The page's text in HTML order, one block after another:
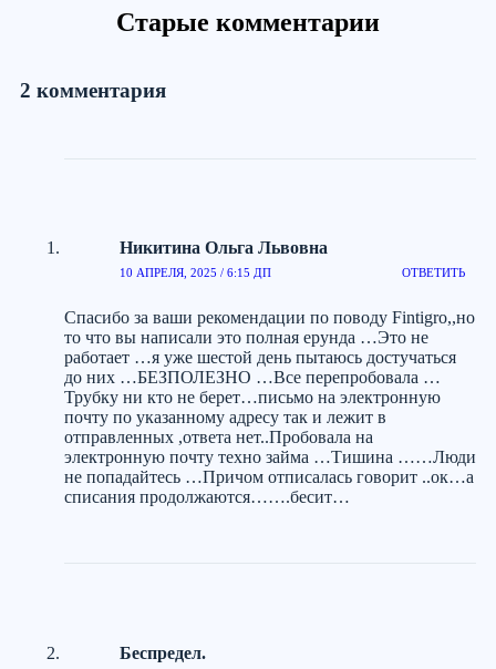
Старые комментарии
2 комментария
Никитина Ольга Львовна
10 АПРЕЛЯ, 2025 / 6:15 ДП ОТВЕТИТЬ
Спасибо за ваши рекомендации по поводу Fintigro,,но
то что вы написали это полная ерунда …Это не
работает …я уже шестой день пытаюсь достучаться
до них …БЕЗПОЛЕЗНО …Все перепробовала …
Трубку ни кто не берет…письмо на электронную
почту по указанному адресу так и лежит в
отправленных ,ответа нет..Пробовала на
электронную почту техно займа …Тишина ……Люди
не попадайтесь …Причом отписалась говорит ..ок…а
списания продолжаются…….бесит…
Беспредел.